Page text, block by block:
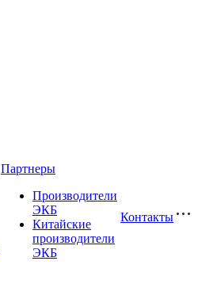
Партнеры
Производители
ЭКБ
Китайские
производители
ЭКБ
Контакты